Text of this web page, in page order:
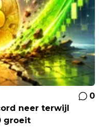
0
neer terwijl
groeit